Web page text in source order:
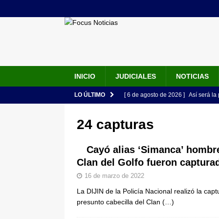
INICIO JUDICIALES NOTICIAS
LO ÚLTIMO [ 6 de agosto de 2026 ] Así será la
[ 6 de agosto de 2026 ]
una “desobediencia civil” desde el
[ 6 de agosto de 2026 ] La historia
Espriella: tradición, simbolismo y
ÚLTIMO
24 capturas
Cayó alias ‘Simanca’
Clan del Golfo fueron
16 de marzo de 2022
La DIJIN de la Policía Nacional realizó la
presunto cabecilla del Clan (…)